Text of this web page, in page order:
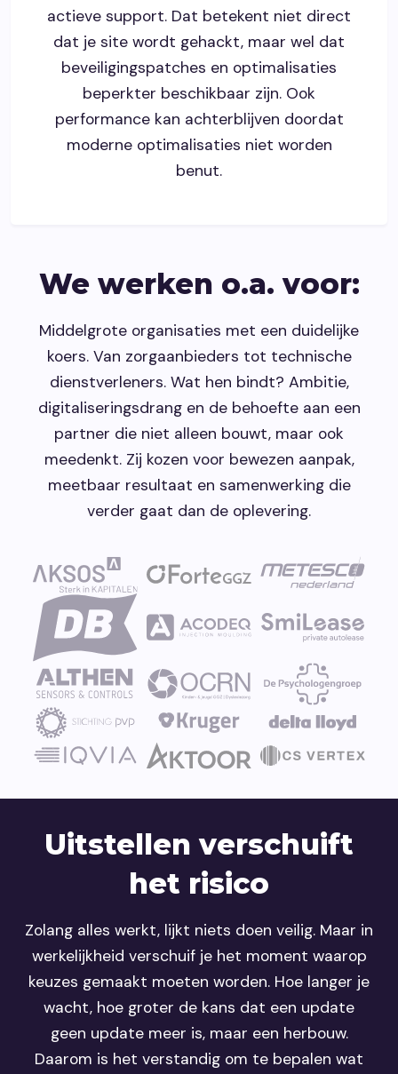
actieve support. Dat betekent niet direct
dat je site wordt gehackt, maar wel dat
beveiligingspatches en optimalisaties
beperkter beschikbaar zijn. Ook
performance kan achterblijven doordat
moderne optimalisaties niet worden
benut.
We werken o.a. voor:
Middelgrote organisaties met een duidelijke
koers. Van zorgaanbieders tot technische
dienstverleners. Wat hen bindt? Ambitie,
digitaliseringsdrang en de behoefte aan een
partner die niet alleen bouwt, maar ook
meedenkt. Zij kozen voor bewezen aanpak,
meetbaar resultaat en samenwerking die
verder gaat dan de oplevering.
Uitstellen verschuift
het risico
Zolang alles werkt, lijkt niets doen veilig. Maar in
werkelijkheid verschuif je het moment waarop
keuzes gemaakt moeten worden. Hoe langer je
wacht, hoe groter de kans dat een update
geen update meer is, maar een herbouw.
Daarom is het verstandig om te bepalen wat